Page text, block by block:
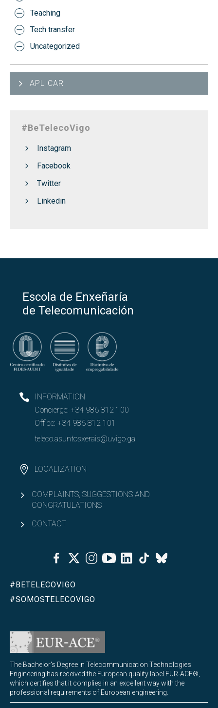
Teaching
Tech transfer
Uncategorized
APLICAR
#BeTelecoVigo
Instagram
Facebook
Twitter
Linkedin
Escola de Enxeñaría
de Telecomunicación
INFORMATION
Concierge: +34 986 812 100
Office: +34 986 812 101
teleco.asuntosxerais@uvigo.gal
LOCALIZATION
COMPLAINTS, SUGGESTIONS AND
CONGRATULATIONS
CONTACT
FacebookTwitterInstagramYoutubeLinkedinTiktok
Bluesky
#BETELECOVIGO
#SOMOSTELECOVIGO
The Bachelor's Degree in Telecommunication Technologies
Engineering has received the European quality label EUR-ACE®,
which certifies that it complies in an excellent way with the
professional requirements of European engineering.